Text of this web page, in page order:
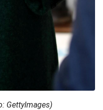
GettyImages)